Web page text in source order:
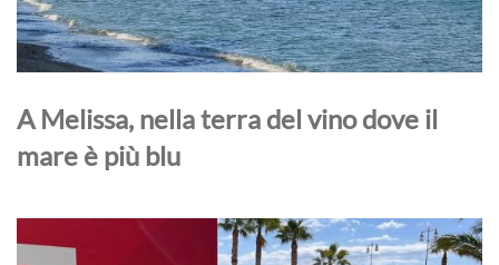
A Melissa, nella terra del vino dove il
mare è più blu